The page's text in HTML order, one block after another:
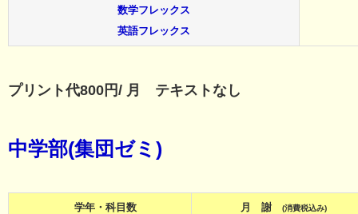
数学フレックス
英語フレックス
プリント代800円/ 月 テキストなし
中学部(集団ゼミ)
学年・科目数 月 謝 (消費税込み)